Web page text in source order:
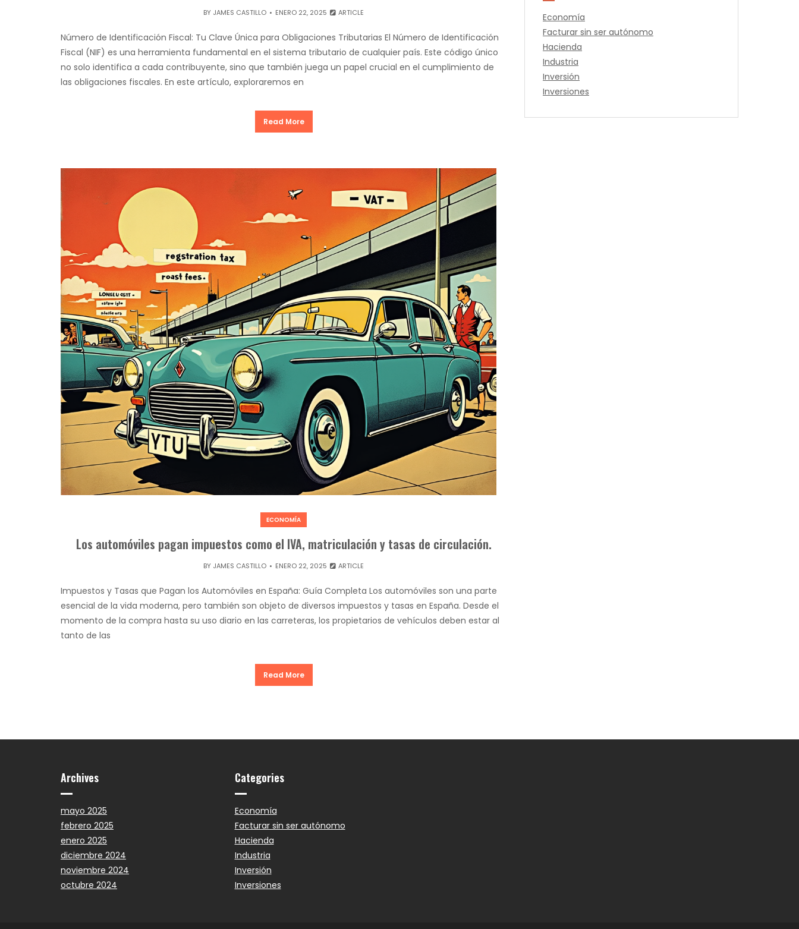
BY JAMES CASTILLO ENERO 22, 2025 ARTICLE
Número de Identificación Fiscal: Tu Clave Única para Obligaciones Tributarias El Número de Identificación
Fiscal (NIF) es una herramienta fundamental en el sistema tributario de cualquier país. Este código único
no solo identifica a cada contribuyente, sino que también juega un papel crucial en el cumplimiento de
las obligaciones fiscales. En este artículo, exploraremos en
Read More
ECONOMÍA
Los automóviles pagan impuestos como el IVA, matriculación y tasas de circulación.
BY JAMES CASTILLO ENERO 22, 2025 ARTICLE
Impuestos y Tasas que Pagan los Automóviles en España: Guía Completa Los automóviles son una parte
esencial de la vida moderna, pero también son objeto de diversos impuestos y tasas en España. Desde el
momento de la compra hasta su uso diario en las carreteras, los propietarios de vehículos deben estar al
tanto de las
Read More
Economía
Facturar sin ser autónomo
Hacienda
Industria
Inversión
Inversiones
Archives
mayo 2025
febrero 2025
enero 2025
diciembre 2024
noviembre 2024
octubre 2024
Categories
Economía
Facturar sin ser autónomo
Hacienda
Industria
Inversión
Inversiones